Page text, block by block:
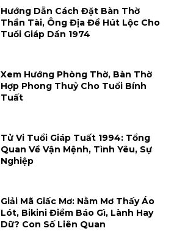
Hướng Dẫn Cách Đặt Bàn Thờ
Thần Tài, Ông Địa Để Hút Lộc Cho
Tuổi Giáp Dần 1974
Xem Hướng Phòng Thờ, Bàn Thờ
Hợp Phong Thuỷ Cho Tuổi Bính
Tuất
Tử Vi Tuổi Giáp Tuất 1994: Tổng
Quan Về Vận Mệnh, Tình Yêu, Sự
Nghiệp
Giải Mã Giấc Mơ: Nằm Mơ Thấy Áo
Lót, Bikini Điềm Báo Gì, Lành Hay
Dữ? Con Số Liên Quan